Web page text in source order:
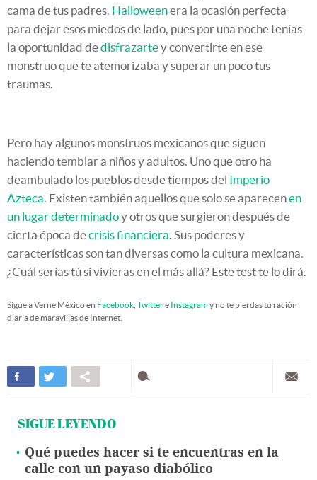
cama de tus padres. Halloweenera la ocasión perfecta
para dejar esos miedos de lado, pues por una noche tenías
la oportunidad dedisfrazartey convertirte en ese
monstruo que te atemorizaba y superar un poco tus
traumas.
Pero hay algunos monstruos mexicanos que siguen
haciendo temblar a niños y adultos. Uno que otro ha
deambulado los pueblos desde tiempos del Imperio
Azteca. Existen también aquellos que solo se aparecenen
un lugar determinadoy otros que surgieron después de
cierta época decrisis financiera. Sus poderes y
características son tan diversas como la cultura mexicana.
¿Cuál serías tú si vivieras en el más allá? Este test te lo dirá.
Sigue a Verne México en Facebook Twittere Instagramy no te pierdas tu ración
diaria de maravillas de Internet.
SIGUE LEYENDO
Qué puedes hacer si te encuentras en la
calle con un payaso diabólico